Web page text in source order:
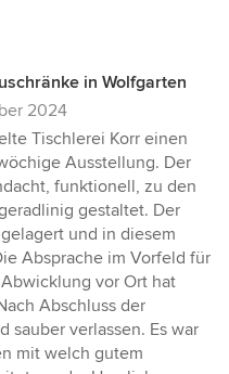
in Wolfgarten
2024
Tischlerei Korr einen
Ausstellung. Der
funktionell, zu den
gestaltet. Der
und in diesem
Absprache im Vorfeld für
vor Ort hat
Abschluss der
sauber verlassen. Es war
mit welch gutem